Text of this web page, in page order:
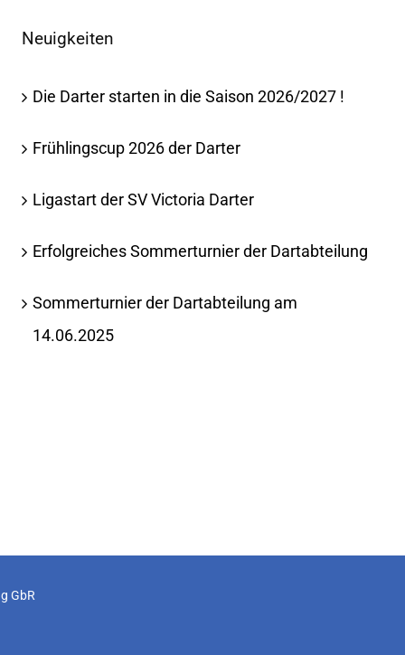
Neuigkeiten
Die Darter starten in die Saison 2026/2027 !
Frühlingscup 2026 der Darter
Ligastart der SV Victoria Darter
Erfolgreiches Sommerturnier der Dartabteilung
Sommerturnier der Dartabteilung am
14.06.2025
GbR